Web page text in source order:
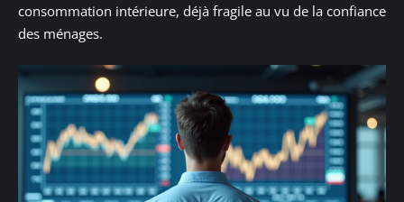
consommation intérieure, déjà fragile au vu de la confiance
des ménages.